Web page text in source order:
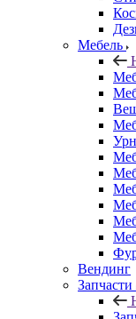
Мебель
Вендинг
Запчасти